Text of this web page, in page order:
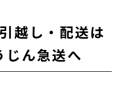
越し・配送は
じん急送へ